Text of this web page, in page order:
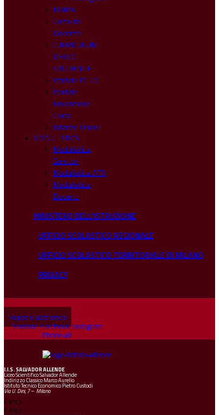
NOIPA
Carta del
Docente
CURRICULUM
DELLO
STUDENTE
Portale PCTO
Portale
Educazione
Civica
Istanze Online
MODULISTICA
Modulistica
Genitori
Modulistica ATA
Modulistica
Docenti
MINISTERO DELL'ISTRUZIONE
UFFICIO SCOLASTICO REGIONALE
UFFICIO SCOLASTICO TERRITORIALE DI MILANO
PRIVACY
Registro Elettronico
Youtube Facebook Instagram
Phone-alt
I.I.S.SALVADOR ALLENDE
Liceo Scientifico Salvador Allende
Indirizzo Classico Marco Aurelio
Istituto Tecnico Economico Pietro Custodi
Via U. Dini, 7 – Milano
Cerca
Cerca